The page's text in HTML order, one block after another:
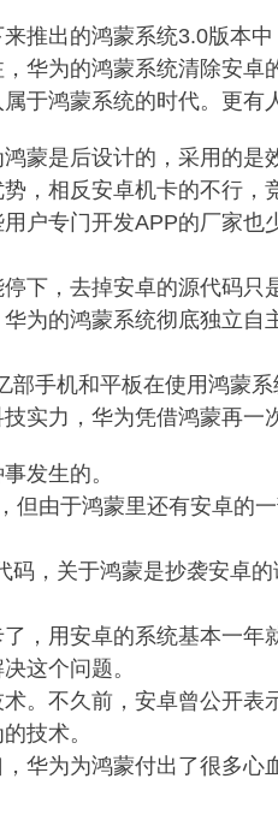
推出的鸿蒙系统3.0版本中
华为的鸿蒙系统清除安
于鸿蒙系统的时代。更有
蒙是后设计的，采用的
，相反安卓机卡的不行，
户专门开发APP的厂家
下，去掉安卓的源代码
为的鸿蒙系统彻底独立
手机和平板在使用鸿蒙
实力，华为凭借鸿蒙再一
发生的。
但由于鸿蒙里还有安卓的
，关于鸿蒙是抄袭安卓
，用安卓的系统基本一
这个问题。
。不久前，安卓曾公开
技术。
华为为鸿蒙付出了很多